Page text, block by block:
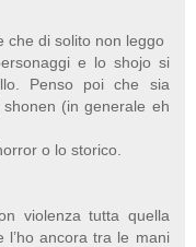
che di solito non leggo
e lo shojo si
Penso poi che sia
shonen (in generale eh
o lo storico.
violenza tutta quella
ancora tra le mani